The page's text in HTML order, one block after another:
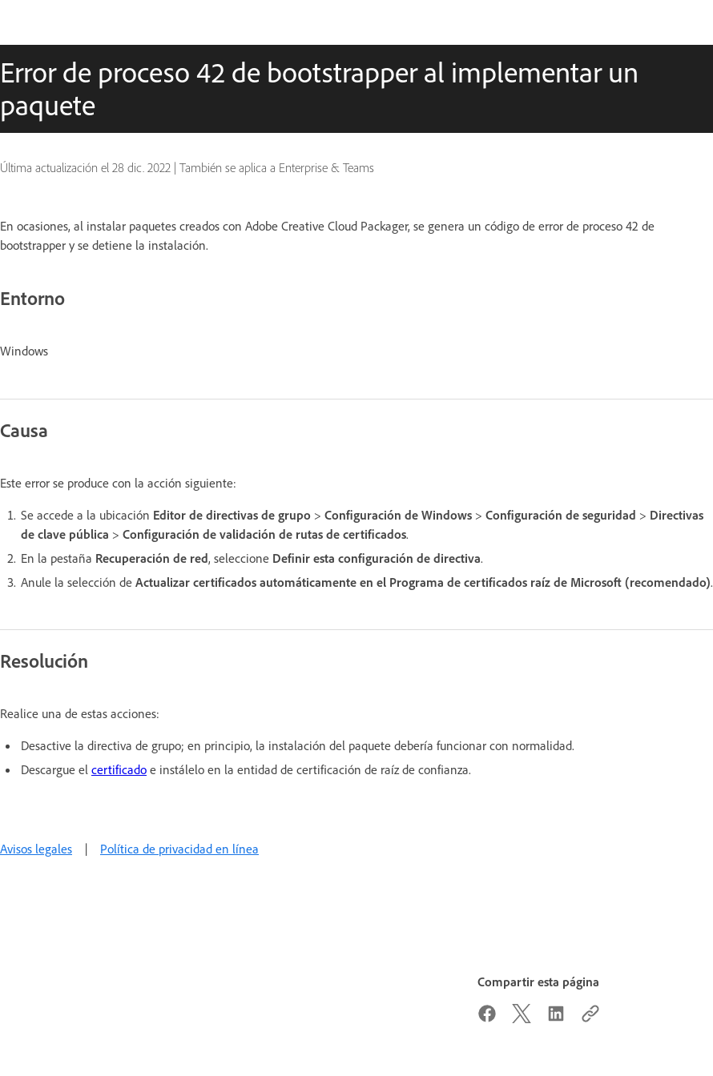
Error de proceso 42 de bootstrapper al implementar un
paquete
Última actualización el 28 dic. 2022 | También se aplica a Enterprise & Teams
En ocasiones, al instalar paquetes creados con Adobe Creative Cloud Packager, se genera un código de error de proceso 42 de
bootstrapper y se detiene la instalación.
Entorno
Windows
Causa
Este error se produce con la acción siguiente:
Se accede a la ubicación Editor de directivas de grupo > Configuración de Windows > Configuración de seguridad > Directivas
de clave pública > Configuración de validación de rutas de certificados.
En la pestaña Recuperación de red, seleccione Definir esta configuración de directiva.
Anule la selección de Actualizar certificados automáticamente en el Programa de certificados raíz de Microsoft (recomendado).
Resolución
Realice una de estas acciones:
Desactive la directiva de grupo; en principio, la instalación del paquete debería funcionar con normalidad.
Descargue el certificado e instálelo en la entidad de certificación de raíz de confianza.
Avisos legales | Política de privacidad en línea
Compartir esta página